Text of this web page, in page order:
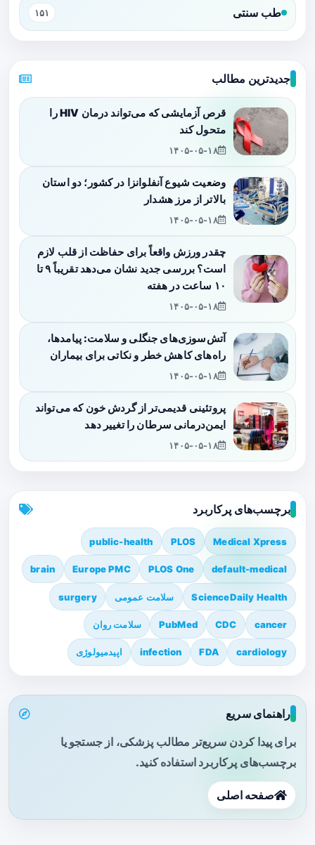
طب سنتی ۱۵۱
جدیدترین مطالب
قرص آزمایشی که می‌تواند درمان HIV را
متحول کند
۱۴۰۵-۰۵-۱۸
وضعیت شیوع آنفلوانزا در کشور؛ دو استان
بالاتر از مرز هشدار
۱۴۰۵-۰۵-۱۸
چقدر ورزش واقعاً برای حفاظت از قلب لازم
است؟ بررسی جدید نشان می‌دهد تقریباً ۹ تا
۱۰ ساعت در هفته
۱۴۰۵-۰۵-۱۸
آتش‌سوزی‌های جنگلی و سلامت: پیامدها،
راه‌های کاهش خطر و نکاتی برای بیماران
۱۴۰۵-۰۵-۱۸
پروتئینی قدیمی‌تر از گردش خون که می‌تواند
ایمن‌درمانی سرطان را تغییر دهد
۱۴۰۵-۰۵-۱۸
برچسب‌های پرکاربرد
Medical Xpress
PLOS
public-health
default-medical
PLOS One
Europe PMC
brain
ScienceDaily Health سلامت عمومی surgery
cancer
CDC
PubMed سلامت روان
cardiology
FDA
infection اپیدمیولوژی
راهنمای سریع
برای پیدا کردن سریع‌تر مطالب پزشکی، از جستجو یا
برچسب‌های پرکاربرد استفاده کنید.
صفحه اصلی